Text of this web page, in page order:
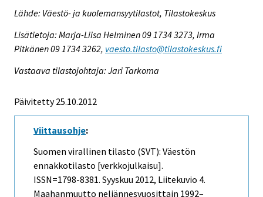
Lähde: Väestö- ja kuolemansyytilastot, Tilastokeskus
Lisätietoja: Marja-Liisa Helminen 09 1734 3273, Irma
Pitkänen 09 1734 3262, vaesto.tilasto@tilastokeskus.fi
Vastaava tilastojohtaja: Jari Tarkoma
Päivitetty 25.10.2012
Viittausohje:
Suomen virallinen tilasto (SVT): Väestön
ennakkotilasto [verkkojulkaisu].
ISSN=1798-8381. Syyskuu 2012, Liitekuvio 4.
Maahanmuutto neljännesvuosittain 1992–